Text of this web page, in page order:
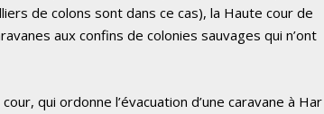
de colons sont dans ce cas), la Haute cour de
aux confins de colonies sauvages qui n’ont
qui ordonne l’évacuation d’une caravane à Har